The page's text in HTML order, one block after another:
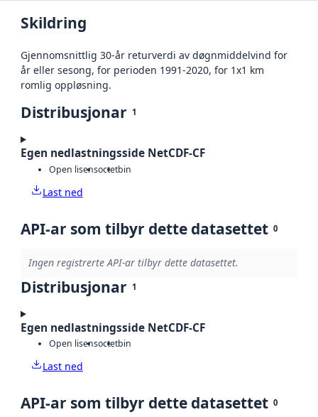
Skildring
Gjennomsnittlig 30-år returverdi av døgnmiddelvind for
år eller sesong, for perioden 1991-2020, for 1x1 km
romlig oppløsning.
Distribusjonar 1
Egen nedlastningsside NetCDF-CF
Open lisensoctetbin
Last ned
API-ar som tilbyr dette datasettet 0
Ingen registrerte API-ar tilbyr dette datasettet.
Distribusjonar 1
Egen nedlastningsside NetCDF-CF
Open lisensoctetbin
Last ned
API-ar som tilbyr dette datasettet 0